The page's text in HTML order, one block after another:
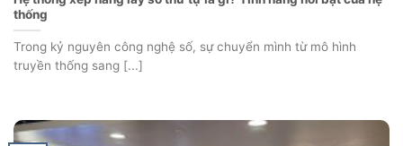
thống
Trong kỷ nguyên công nghệ số, sự chuyển mình từ mô hình
truyền thống sang [...]